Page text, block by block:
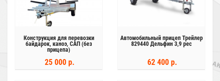
Конструкция для перевозки
байдарок, каноэ, САП (без
прицепа)
25 000 р.
Автомобильный прицеп Трейлер
829440 Дельфин 3,9 рес
62 400 р.